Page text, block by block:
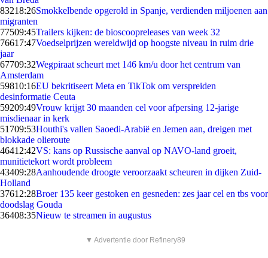
83218:26Smokkelbende opgerold in Spanje, verdienden miljoenen aan
migranten
77509:45Trailers kijken: de bioscoopreleases van week 32
76617:47Voedselprijzen wereldwijd op hoogste niveau in ruim drie
jaar
67709:32Wegpiraat scheurt met 146 km/u door het centrum van
Amsterdam
59810:16EU bekritiseert Meta en TikTok om verspreiden
desinformatie Ceuta
59209:49Vrouw krijgt 30 maanden cel voor afpersing 12-jarige
misdienaar in kerk
51709:53Houthi's vallen Saoedi-Arabië en Jemen aan, dreigen met
blokkade olieroute
46412:42VS: kans op Russische aanval op NAVO-land groeit,
munitietekort wordt probleem
43409:28Aanhoudende droogte veroorzaakt scheuren in dijken Zuid-
Holland
37612:28Broer 135 keer gestoken en gesneden: zes jaar cel en tbs voor
doodslag Gouda
36408:35Nieuw te streamen in augustus
▼ Advertentie door Refinery89